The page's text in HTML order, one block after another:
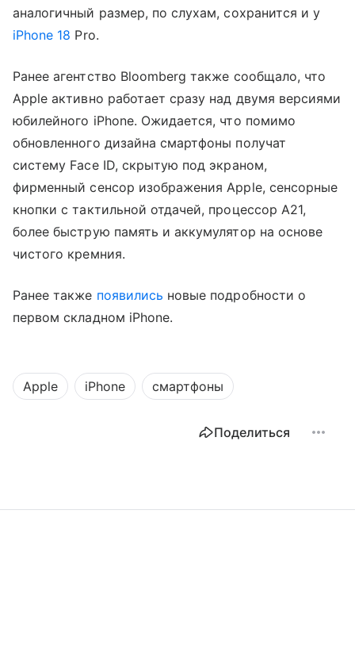
аналогичный размер, по слухам, сохранится и у
iPhone 18 Pro.
Ранее агентство Bloomberg также сообщало, что
Apple активно работает сразу над двумя версиями
юбилейного iPhone. Ожидается, что помимо
обновленного дизайна смартфоны получат
систему Face ID, скрытую под экраном,
фирменный сенсор изображения Apple, сенсорные
кнопки с тактильной отдачей, процессор A21,
более быструю память и аккумулятор на основе
чистого кремния.
Ранее также появились новые подробности о
первом складном iPhone.
Apple iPhone смартфоны
Поделиться